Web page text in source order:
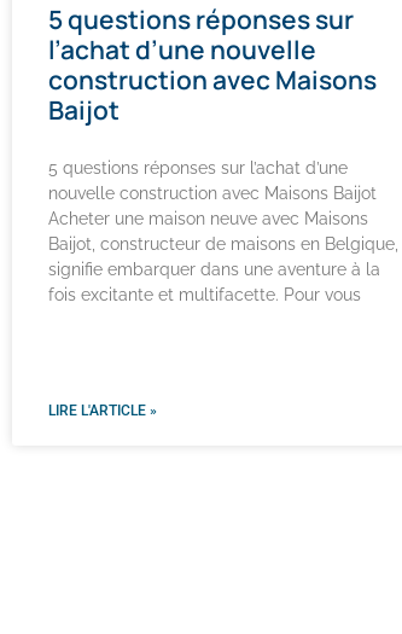
5 questions réponses sur
l’achat d’une nouvelle
construction avec Maisons
Baijot
5 questions réponses sur l’achat d’une
nouvelle construction avec Maisons Baijot
Acheter une maison neuve avec Maisons
Baijot, constructeur de maisons en Belgique,
signifie embarquer dans une aventure à la
fois excitante et multifacette. Pour vous
LIRE L'ARTICLE »